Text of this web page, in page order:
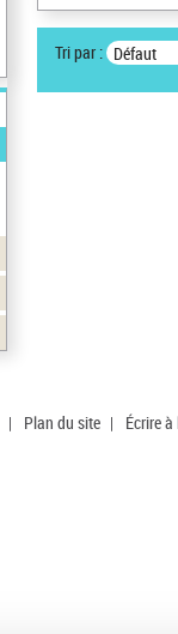
Tri par : Défaut
| Plan du site | Écrire